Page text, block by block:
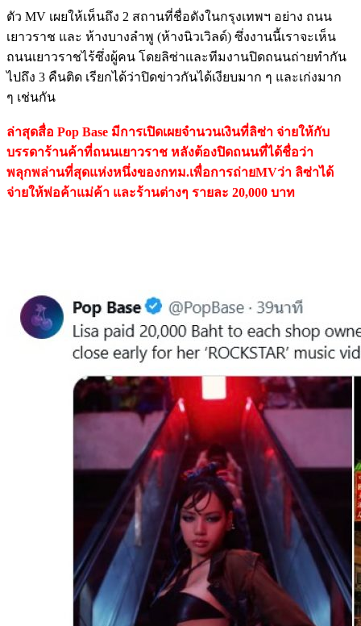
ตัว MV เผยให้เห็นถึง 2 สถานที่ชื่อดังในกรุงเทพฯ อย่าง ถนน
เยาวราช และ ห้างบางลำพู (ห้างนิวเวิลด์) ซึ่งงานนี้เราจะเห็น
ถนนเยาวราชไร้ซึ่งผู้คน โดยลิซ่าและทีมงานปิดถนนถ่ายทำกัน
ไปถึง 3 คืนติด เรียกได้ว่าปิดข่าวกันได้เงียบมาก ๆ และเก่งมาก
ๆ เช่นกัน
ล่าสุดสื่อ Pop Base มีการเปิดเผยจำนวนเงินที่ลิซ่า จ่ายให้กับ
บรรดาร้านค้าที่ถนนเยาวราช หลังต้องปิดถนนที่ได้ชื่อว่า
พลุกพล่านที่สุดแห่งหนึ่งของกทม.เพื่อการถ่ายMVว่า ลิซ่าได้
จ่ายให้พ่อค้าแม่ค้า และร้านต่างๆ รายละ 20,000 บาท